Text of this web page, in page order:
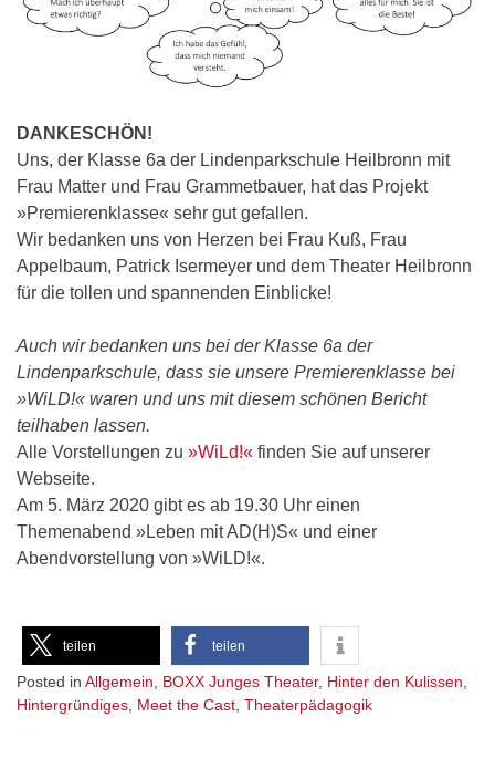
DANKESCHÖN!
Uns, der Klasse 6a der Lindenparkschule Heilbronn mit
Frau Matter und Frau Grammetbauer, hat das Projekt
»Premierenklasse« sehr gut gefallen.
Wir bedanken uns von Herzen bei Frau Kuß, Frau
Appelbaum, Patrick Isermeyer und dem Theater Heilbronn
für die tollen und spannenden Einblicke!
Auch wir bedanken uns bei der Klasse 6a der
Lindenparkschule, dass sie unsere Premierenklasse bei
»WiLD!« waren und uns mit diesem schönen Bericht
teilhaben lassen.
Alle Vorstellungen zu »WiLd!« finden Sie auf unserer
Webseite.
Am 5. März 2020 gibt es ab 19.30 Uhr einen
Themenabend »Leben mit AD(H)S« und einer
Abendvorstellung von »WiLD!«.
teilen teilen
Posted in Allgemein BOXX Junges Theater, Hinter den Kulissen
Hintergründiges Meet the Cast Theaterpädagogik